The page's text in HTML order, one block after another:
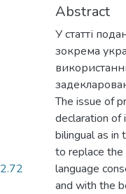
Abstract
У статті
зокрема
The issue of
declaration of
bilingual as in
to replace the
language
and with the